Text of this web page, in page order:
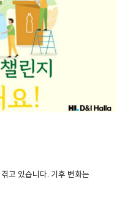
고 있습니다. 기후 변화는